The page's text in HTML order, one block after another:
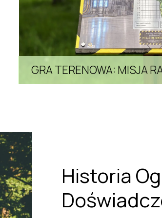
GRA TERENOWA: MISJA
Historia